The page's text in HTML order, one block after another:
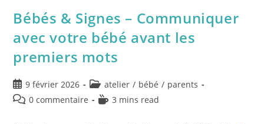
Bébés & Signes – Communiquer
avec votre bébé avant les
premiers mots
9 février 2026 atelier / bébé / parents
0 commentaire
3 mins read